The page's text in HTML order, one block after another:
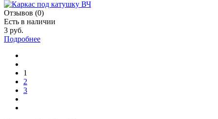
Отзывов (0)
Есть в наличии
3 руб.
Подробнее
1
2
3